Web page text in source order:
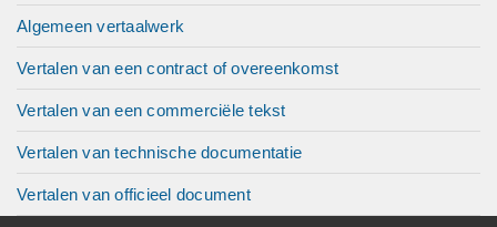
Algemeen vertaalwerk
Vertalen van een contract of overeenkomst
Vertalen van een commerciële tekst
Vertalen van technische documentatie
Vertalen van officieel document